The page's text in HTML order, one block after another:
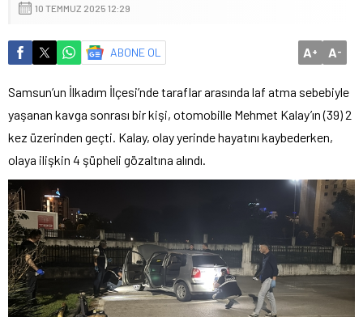
10 TEMMUZ 2025 12:29
ABONE OL A+ A-
Samsun’un İlkadım İlçesi’nde taraflar arasında laf atma sebebiyle
yaşanan kavga sonrası bir kişi, otomobille Mehmet Kalay’ın (39) 2
kez üzerinden geçti. Kalay, olay yerinde hayatını kaybederken,
olaya ilişkin 4 şüpheli gözaltına alındı.